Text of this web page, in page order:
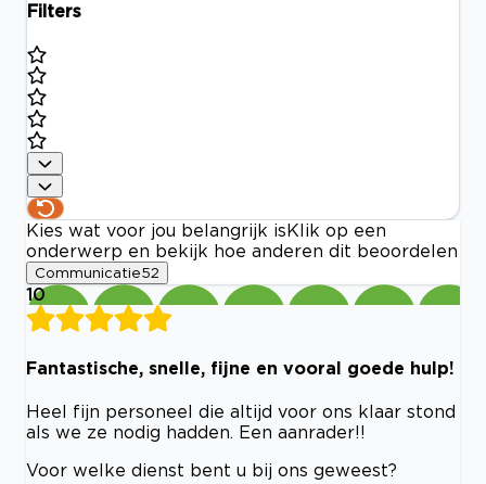
Filters
Kies wat voor jou belangrijk is Klik op een
onderwerp en bekijk hoe anderen dit beoordelen
Communicatie52
10
Fantastische, snelle, fijne en vooral goede hulp!
Heel fijn personeel die altijd voor ons klaar stond
als we ze nodig hadden. Een aanrader!!
Voor welke dienst bent u bij ons geweest?